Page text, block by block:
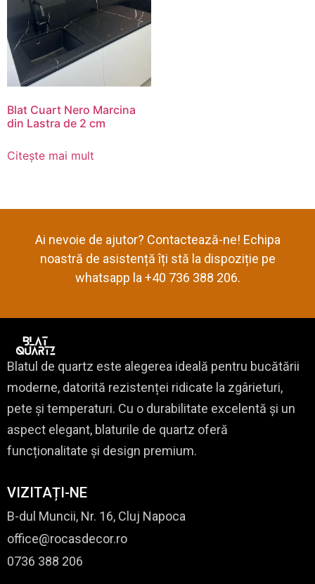
Blat Cuart Nero Marcina
din Lastra de 2 cm
Citește mai mult
Ai nevoie de ajutor? Contactează-ne! Echipa
noastră de asistență îți stă la dispoziție pe
whatsapp la +40 736 388 206.
Blatul de quartz este alegerea ideală pentru bucătării
moderne, datorită rezistenței ridicate la zgârieturi,
pete și temperaturi. Cu o durabilitate excelentă și un
aspect elegant, blaturile de quartz oferă
funcționalitate și design premium.
VIZITAȚI-NE
B-dul Muncii, Nr. 16, Cluj Napoca
office@rocasdecor.ro
0736 388 206